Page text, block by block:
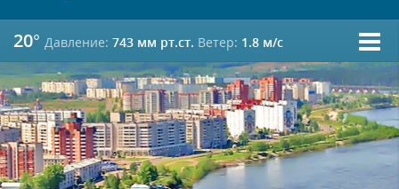
20° Давление: 743 мм рт.ст. Ветер: 1.8 м/c